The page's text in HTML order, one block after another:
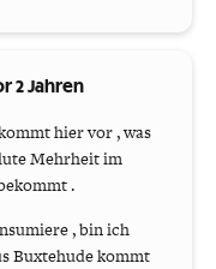
2 Jahren
hier vor , was
Mehrheit im
.
, bin ich
Buxtehude kommt